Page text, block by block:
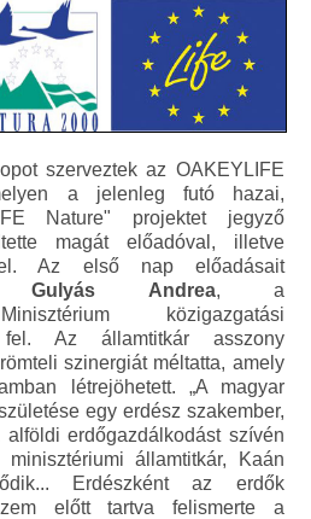
szerveztek az OAKEYLIFE
a jelenleg futó hazai,
Nature" projektet jegyző
magát előadóval, illetve
Az első nap előadásait
Gulyás Andrea, a
közigazgatási
fel. Az államtitkár asszony
szinergiát méltatta, amely
létrejöhetett. „A magyar
egy erdész szakember,
erdőgazdálkodást szívén
államtitkár, Kaán
Erdészként az erdők
előtt tartva felismerte a